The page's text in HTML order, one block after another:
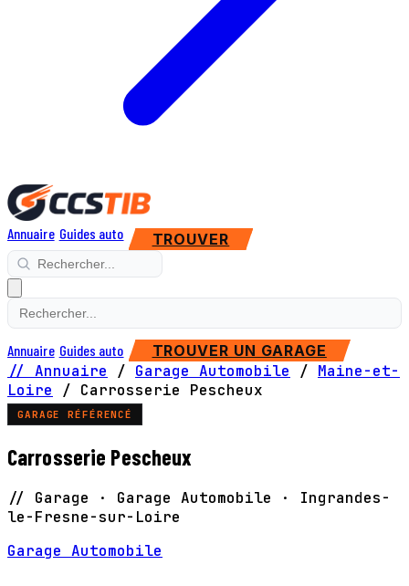
Annuaire Guides auto TROUVER
Annuaire Guides auto TROUVER UN GARAGE
// Annuaire / Garage Automobile / Maine-et-
Loire
/ Carrosserie Pescheux
GARAGE RÉFÉRENCÉ
Carrosserie Pescheux
// Garage · Garage Automobile · Ingrandes-
le-Fresne-sur-Loire
Garage Automobile